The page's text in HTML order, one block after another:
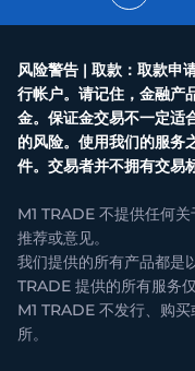
风险警告 | 取款：取款申
行帐户。请记住，金融产
金。保证金交易不一定适
的风险。使用我们的服务
件。交易者并不拥有交易
M1 TRADE 不提供任何关
推荐或意见。
我们提供的所有产品都是
TRADE 提供的所有服务
M1 TRADE 不发行、购
所。